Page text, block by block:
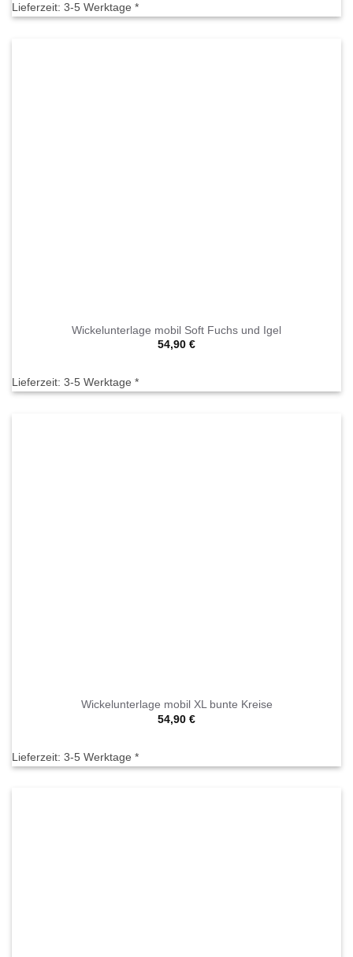
Lieferzeit: 3-5 Werktage *
Wickelunterlage mobil Soft Fuchs und Igel
54,90 €
Lieferzeit: 3-5 Werktage *
Wickelunterlage mobil XL bunte Kreise
54,90 €
Lieferzeit: 3-5 Werktage *